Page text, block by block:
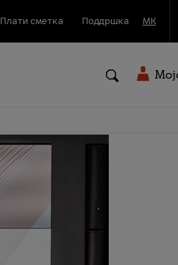
Плати сметка Поддршка МК